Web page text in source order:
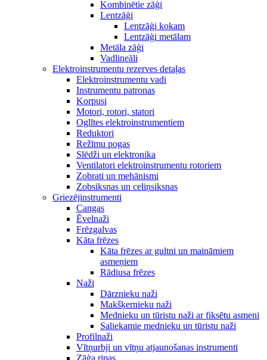
Kombinētie zāģi
Lentzāģi
Lentzāģi kokam
Lentzāģi metālam
Metāla zāģi
Vadlineāli
Elektroinstrumentu rezerves detaļas
Elektroinstrumentu vadi
Instrumentu patronas
Korpusi
Motori, rotori, statori
Oglītes elektroinstrumentiem
Reduktori
Režīmu pogas
Slēdži un elektronika
Ventilatori elektroinstrumentu rotoriem
Zobrati un mehānismi
Zobsiksnas un celiņsiksnas
Griezējinstrumenti
Cangas
Ēvelnaži
Frēzgalvas
Kāta frēzes
Kāta frēzes ar gultni un maināmiem
asmeņiem
Rādiusa frēzes
Naži
Dārznieku naži
Makšķernieku naži
Mednieku un tūristu naži ar fiksētu asmeni
Saliekamie mednieku un tūristu naži
Profilnaži
Vītņurbji un vītņu atjaunošanas instrumenti
Zāģa ripas